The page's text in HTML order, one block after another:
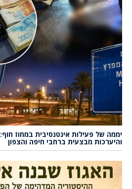
יממה של פעילות אינטנסיבית במחוז
והיערכות מבצעית ברחבי חיפה והצפון